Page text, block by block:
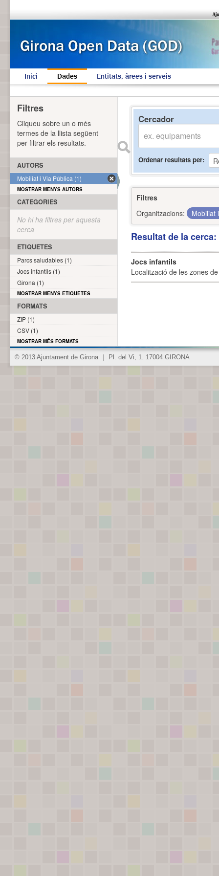
Inici Dades Entitats, àrees i serveis
Cercador
Ordenar resultats per
Filtres
Organitzacions:
Mobiliat
Resultat de la
Jocs infantils
Localització de les zones
Filtres
Cliqueu sobre un o més
termes de la llista següent
per filtrar els resultats.
AUTORS
Mobiliat i Via Pública (1)
MOSTRAR MENYS AUTORS
CATEGORIES
No hi ha filtres per aquesta
cerca
ETIQUETES
Parcs saludables (1)
Jocs infantils (1)
Girona (1)
MOSTRAR MENYS ETIQUETES
FORMATS
ZIP (1)
CSV (1)
MOSTRAR MÉS FORMATS
© 2013 Ajuntament de Girona Pl. del Vi, 1. 17004 GIRONA